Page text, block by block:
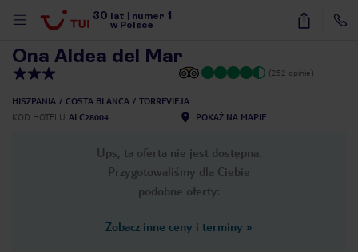
30 lat numer 1
w Polsce
13
Ona Aldea del Mar
(252 opinie)
HISZPANIA COSTA BLANCA
TORREVIEJA
KOD HOTELU ALC28004 POKAŻ NA MAPIE
Ups, ta oferta nie jest dostępna.
Przygotowaliśmy dla Ciebie
podobne oferty:
Zobacz inne ceny i terminy »